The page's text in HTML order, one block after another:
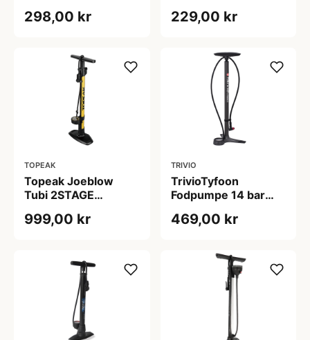
298,00 kr 229,00 kr
TOPEAK
Topeak Joeblow
Tubi 2STAGE
999,00 kr
TRIVIO
TrivioTyfoon
Fodpumpe 14 bar
469,00 kr